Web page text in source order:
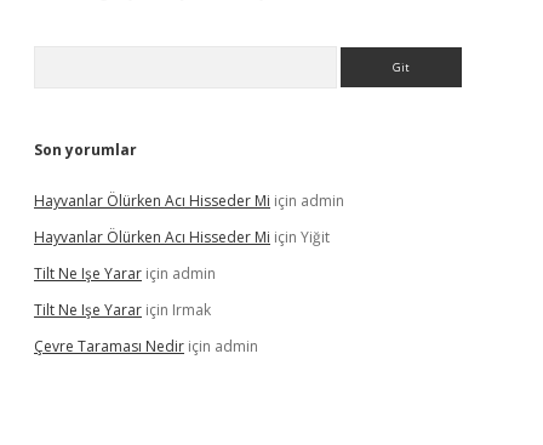
Son yorumlar
Hayvanlar Ölürken Acı Hisseder Mi için admin
Hayvanlar Ölürken Acı Hisseder Mi için Yiğit
Tilt Ne Işe Yarar için admin
Tilt Ne Işe Yarar için Irmak
Çevre Taraması Nedir için admin